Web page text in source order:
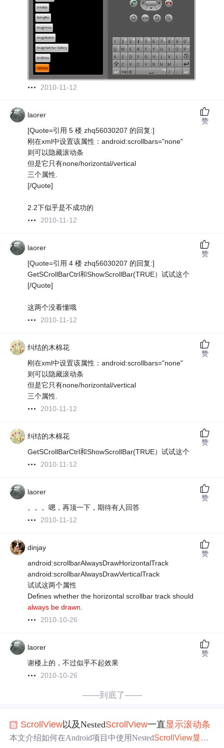
2010-11-12
laorer
[Quote=引用 5 楼 zhq56030207 的回复:]
刚在xml中设置该属性：android:scrollbars="none"
则可以隐藏滚动条
但是它只有none/horizontal/vertical
三个属性.
[/Quote]
2.2下似乎是不成功的
2010-11-12
赞
laorer
[Quote=引用 4 楼 zhq56030207 的回复:]
GetSCrollBarCtrl和ShowScrollBar(TRUE）试试这个
[/Quote]
这两个没看懂哦
2010-11-12
赞
纠结的木棉花
刚在xml中设置该属性：android:scrollbars="none"
则可以隐藏滚动条
但是它只有none/horizontal/vertical
三个属性.
2010-11-12
赞
纠结的木棉花
GetSCrollBarCtrl和ShowScrollBar(TRUE）试试这个
2010-11-12
赞
laorer
。。。嗯，再顶一下，期待有人回答
2010-11-12
赞
dinjay
android:scrollbarAlwaysDrawHorizontalTrack
android:scrollbarAlwaysDrawVerticalTrack
试试这两个属性
Defines whether the horizontal scrollbar track should
always be drawn.
2010-10-26
赞
laorer
谢楼上的，不过似乎不起效果
2010-10-26
赞
——到底了——
ScrollView以及NestedScrollView一直显示滚动条
本文介绍如何在Android项目中使用NestedScrollView显示